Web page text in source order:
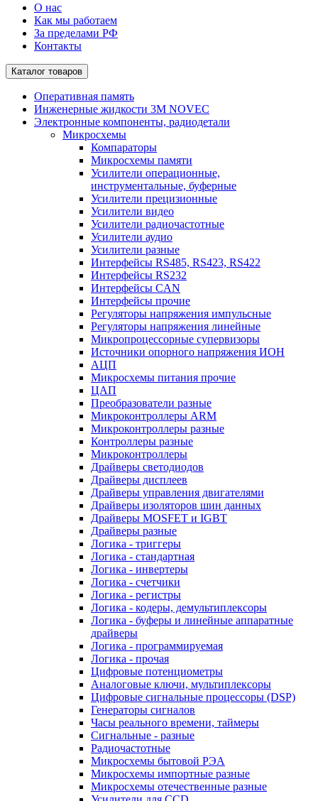
О нас
Как мы работаем
За пределами РФ
Контакты
Каталог товаров
Оперативная память
Инженерные жидкости 3M NOVEC
Электронные компоненты, радиодетали
Микросхемы
Компараторы
Микросхемы памяти
Усилители операционные,
инструментальные, буферные
Усилители прецизионные
Усилители видео
Усилители радиочастотные
Усилители аудио
Усилители разные
Интерфейсы RS485, RS423, RS422
Интерфейсы RS232
Интерфейсы CAN
Интерфейсы прочие
Регуляторы напряжения импульсные
Регуляторы напряжения линейные
Микропроцессорные супервизоры
Источники опорного напряжения ИОН
АЦП
Микросхемы питания прочие
ЦАП
Преобразователи разные
Микроконтроллеры ARM
Микроконтроллеры разные
Контроллеры разные
Микроконтроллеры
Драйверы светодиодов
Драйверы дисплеев
Драйверы управления двигателями
Драйверы изоляторов шин данных
Драйверы MOSFET и IGBT
Драйверы разные
Логика - триггеры
Логика - стандартная
Логика - инвертеры
Логика - счетчики
Логика - регистры
Логика - кодеры, демультиплексоры
Логика - буферы и линейные аппаратные
драйверы
Логика - программируемая
Логика - прочая
Цифровые потенциометры
Аналоговые ключи, мультиплексоры
Цифровые сигнальные процессоры (DSP)
Генераторы сигналов
Часы реального времени, таймеры
Сигнальные - разные
Радиочастотные
Микросхемы бытовой РЭА
Микросхемы импортные разные
Микросхемы отечественные разные